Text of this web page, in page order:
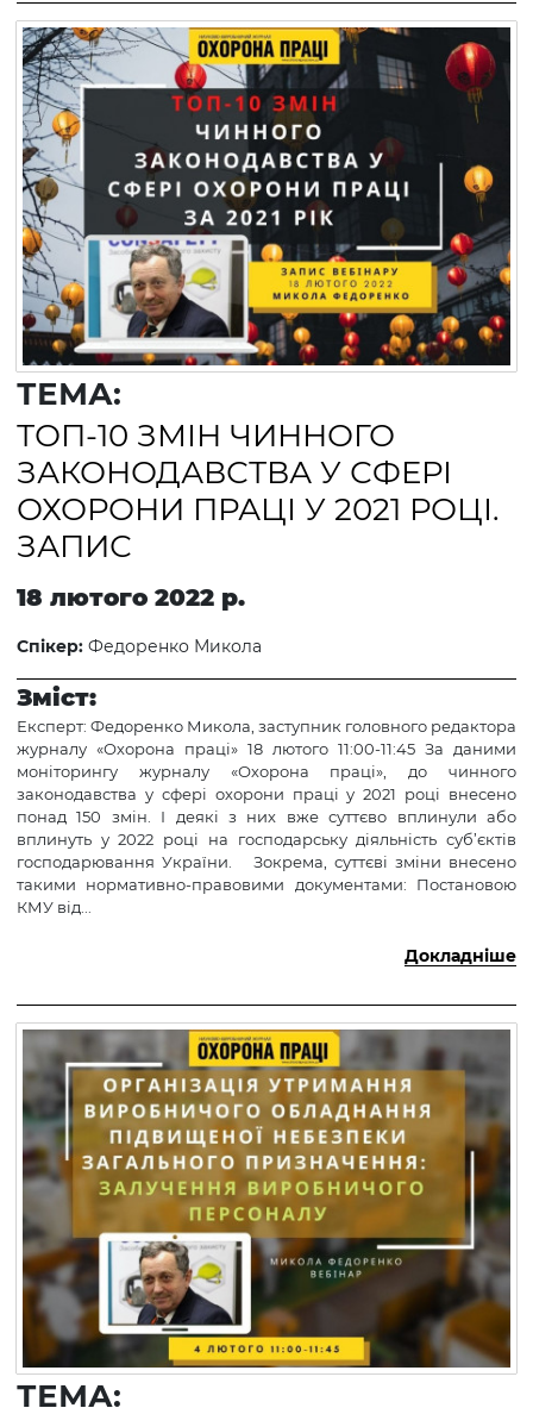
ТЕМА:
ТОП-10 ЗМІН ЧИННОГО
ЗАКОНОДАВСТВА У СФЕРІ
ОХОРОНИ ПРАЦІ У 2021 РОЦІ.
ЗАПИС
18 лютого 2022 р.
Спікер: Федоренко Микола
Зміст:
Експерт: Федоренко Микола, заступник головного редактора
журналу «Охорона праці» 18 лютого 11:00-11:45 За даними
моніторингу журналу «Охорона праці», до чинного
законодавства у сфері охорони праці у 2021 році внесено
понад 150 змін. І деякі з них вже суттєво вплинули або
вплинуть у 2022 році на господарську діяльність суб’єктів
господарювання України. Зокрема, суттєві зміни внесено
такими нормативно-правовими документами: Постановою
КМУ від...
Докладніше
ТЕМА: